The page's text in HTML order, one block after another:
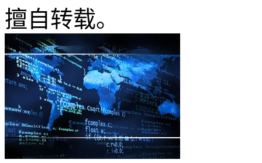
擅自转载。